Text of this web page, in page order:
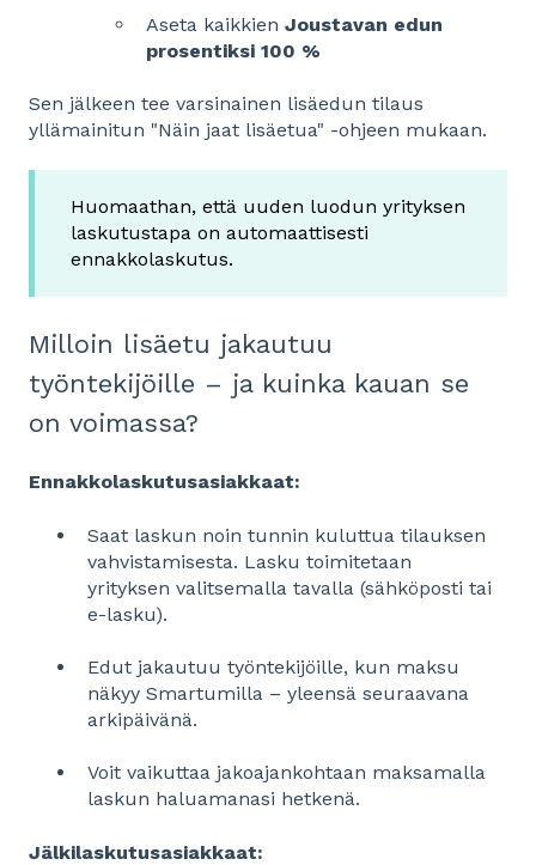
Aseta kaikkien Joustavan edun
prosentiksi 100 %
Sen jälkeen tee varsinainen lisäedun tilaus
yllämainitun "Näin jaat lisäetua" -ohjeen mukaan.
Huomaathan, että uuden luodun yrityksen
laskutustapa on automaattisesti
ennakkolaskutus.
Milloin lisäetu jakautuu
työntekijöille – ja kuinka kauan se
on voimassa?
Ennakkolaskutusasiakkaat:
Saat laskun noin tunnin kuluttua tilauksen
vahvistamisesta. Lasku toimitetaan
yrityksen valitsemalla tavalla (sähköposti tai
e-lasku).
Edut jakautuu työntekijöille, kun maksu
näkyy Smartumilla – yleensä seuraavana
arkipäivänä.
Voit vaikuttaa jakoajankohtaan maksamalla
laskun haluamanasi hetkenä.
Jälkilaskutusasiakkaat: